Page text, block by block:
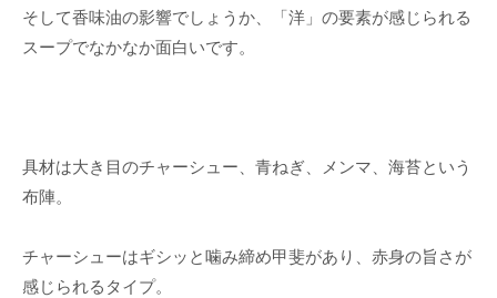
そして香味油の影響でしょうか、「洋」の要素が感じられる
スープでなかなか面白いです。
具材は大き目のチャーシュー、青ねぎ、メンマ、海苔という
布陣。
チャーシューはギシッと噛み締め甲斐があり、赤身の旨さが
感じられるタイプ。